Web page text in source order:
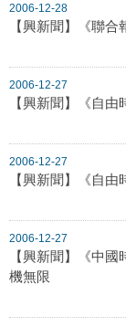
2006-12-28
【興新聞】《聯
2006-12-27
【興新聞】《自
2006-12-27
【興新聞】《自
2006-12-27
【興新聞】《中
機無限